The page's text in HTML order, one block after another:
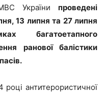
України проведені
13 липня та 27 липня
ранової балістики
антитерористичної